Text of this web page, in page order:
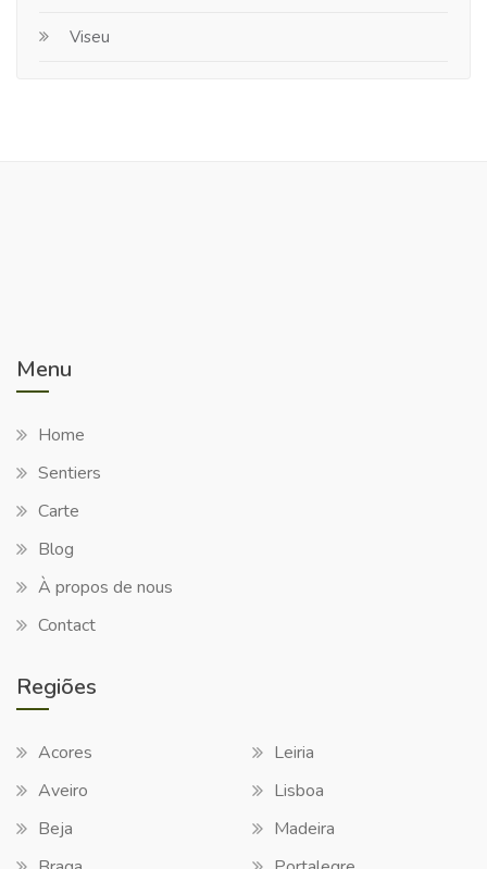
Viseu
Menu
Home
Sentiers
Carte
Blog
À propos de nous
Contact
Regiões
Acores
Aveiro
Beja
Leiria
Lisboa
Madeira